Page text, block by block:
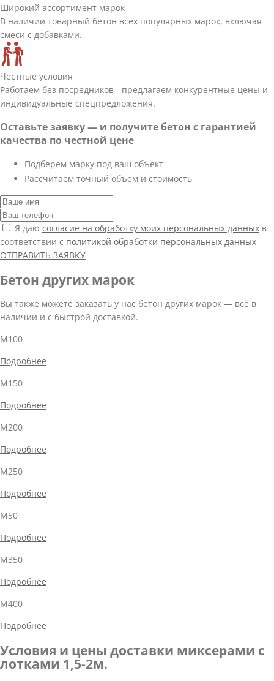
Широкий ассортимент марок
В наличии товарный бетон всех популярных марок, включая
смеси с добавками.
Честные условия
Работаем без посредников - предлагаем конкурентные цены и
индивидуальные спецпредложения.
Оставьте заявку — и получите бетон с гарантией
качества по честной цене
Подберем марку под ваш объект
Рассчитаем точный объем и стоимость
Я даю согласие на обработку моих персональных данных в
соответствии с политикой обработки персональных данных
ОТПРАВИТЬ ЗАЯВКУ
Бетон других марок
Вы также можете заказать у нас бетон других марок — всё в
наличии и с быстрой доставкой.
М100
Подробнее
М150
Подробнее
М200
Подробнее
М250
Подробнее
М50
Подробнее
М350
Подробнее
М400
Подробнее
Условия и цены доставки миксерами с
лотками 1,5-2м.